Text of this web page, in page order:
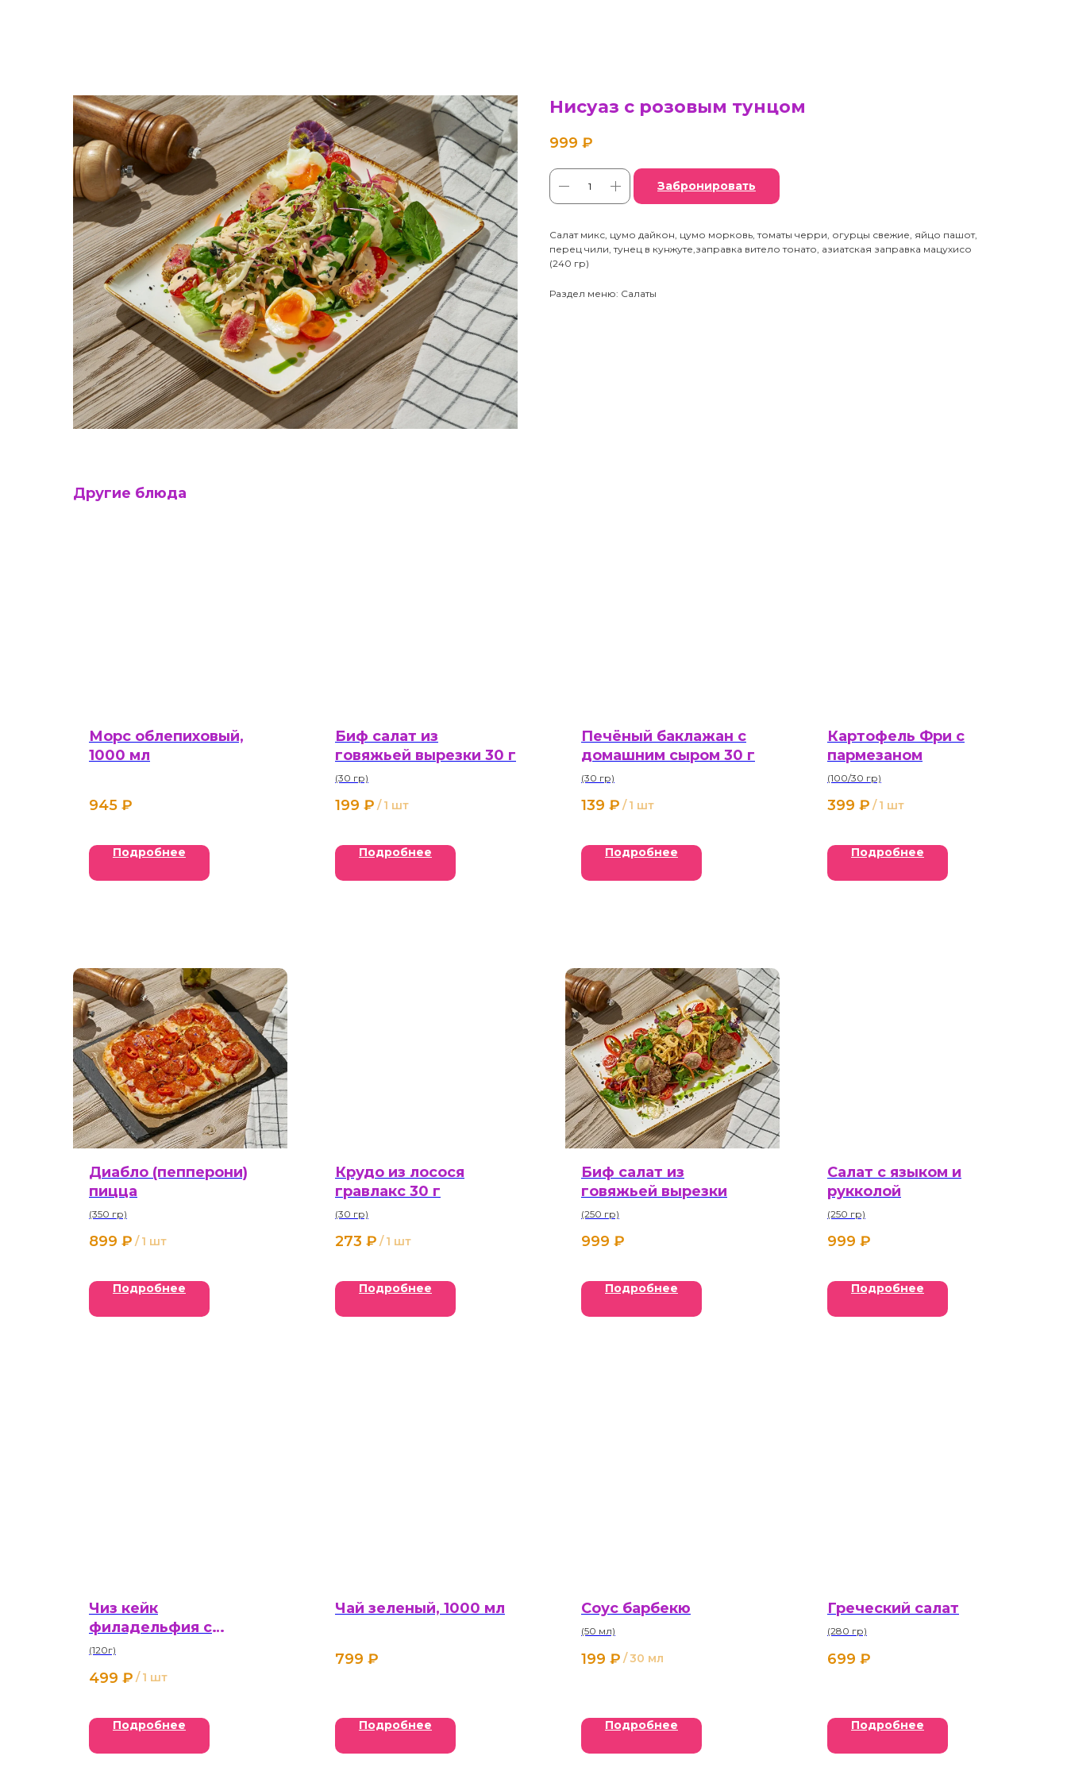
Нисуаз с розовым тунцом
999 ₽
Забронировать
Салат микс, цумо дайкон, цумо морковь, томаты черри, огурцы свежие, яйцо пашот,
перец чили, тунец в кунжуте,заправка витело тонато, азиатская заправка мацухисо
(240 гр)
Раздел меню: Салаты
Другие блюда
Морс облепиховый,
1000 мл
945 ₽
Подробнее
Биф салат из
говяжьей вырезки 30 г
(30 гр)
199 ₽ / 1 шт
Подробнее
Печёный баклажан с
домашним сыром 30 г
(30 гр)
139 ₽ / 1 шт
Подробнее
Картофель Фри с
пармезаном
(100/30 гр)
399 ₽ / 1 шт
Подробнее
Диабло (пепперони)
пицца
(350 гр)
899 ₽ / 1 шт
Подробнее
Крудо из лосося
гравлакс 30 г
(30 гр)
273 ₽ / 1 шт
Подробнее
Биф салат из
говяжьей вырезки
(250 гр)
999 ₽
Подробнее
Салат с языком и
рукколой
(250 гр)
999 ₽
Подробнее
Чиз кейк
филадельфия с
сезонными ягодами
(120г)
499 ₽ / 1 шт
Подробнее
Чай зеленый, 1000 мл
799 ₽
Подробнее
Соус барбекю
(50 мл)
199 ₽ /30 мл
Подробнее
Греческий салат
(280 гр)
699 ₽
Подробнее